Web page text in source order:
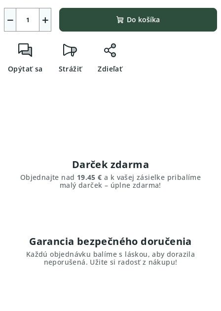
+
− Do košíka
Opýtať sa Strážiť Zdieľať
Darček zdarma
Objednajte nad 19.45 € a k vašej zásielke pribalíme
malý darček – úplne zdarma!
Garancia bezpečného doručenia
Každú objednávku balíme s láskou, aby dorazila
neporušená. Užite si radosť z nákupu!